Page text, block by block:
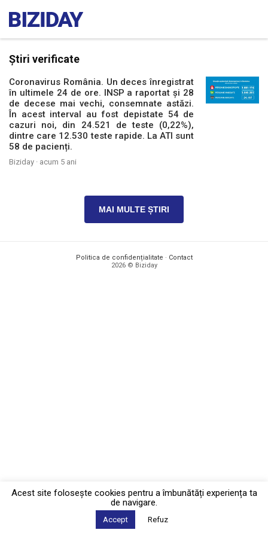
Știri verificate
Coronavirus România. Un deces înregistrat
în ultimele 24 de ore. INSP a raportat și 28
de decese mai vechi, consemnate astăzi.
În acest interval au fost depistate 54 de
cazuri noi, din 24.521 de teste (0,22%),
dintre care 12.530 teste rapide. La ATI sunt
58 de pacienți.
Biziday · acum 5 ani
MAI MULTE ȘTIRI
Politica de confidențialitate · Contact
2026 © Biziday
Acest site foloseşte cookies pentru a îmbunătăți experiența ta
de navigare.
Accept Refuz